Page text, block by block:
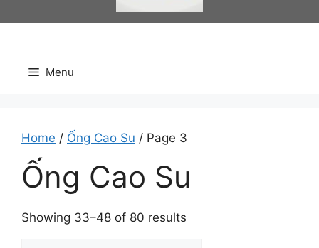
Menu
Home / Ống Cao Su / Page 3
Ống Cao Su
Showing 33–48 of 80 results